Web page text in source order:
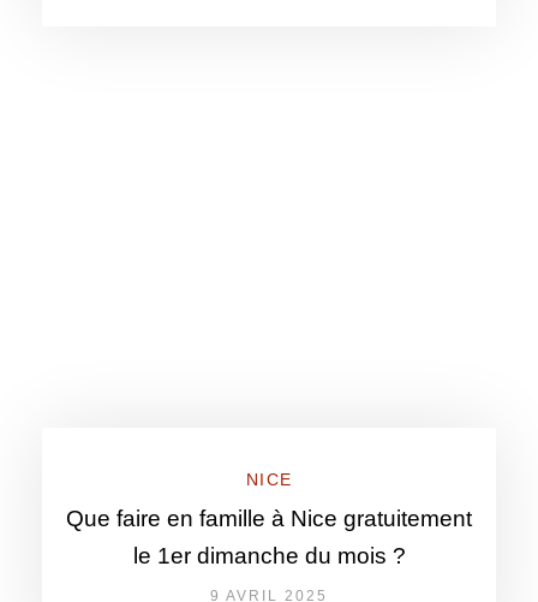
NICE
Que faire en famille à Nice gratuitement
le 1er dimanche du mois ?
9 AVRIL 2025